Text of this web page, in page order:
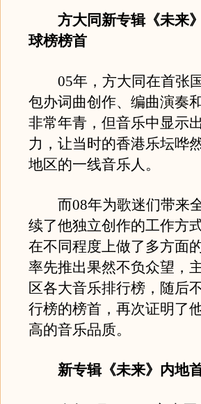
方大同新专辑《未来》
球榜榜首
05年，方大同在首张国
包办词曲创作、编曲演奏
非常年青，但音乐中显示
力，让当时的香港乐坛哗
地区的一线音乐人。
而08年为歌迷们带来全
续了他独立创作的工作方
在不同程度上做了多方面
率先推出果然不负众望，
区各大音乐排行榜，随后
行榜的榜首，再次证明了
高的音乐品质。
新专辑《未来》内地首